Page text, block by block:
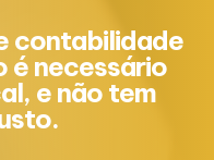
contabilidade
é necessário
e não tem